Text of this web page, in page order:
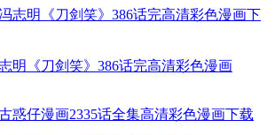
明《刀剑笑》386话完高清彩色漫画